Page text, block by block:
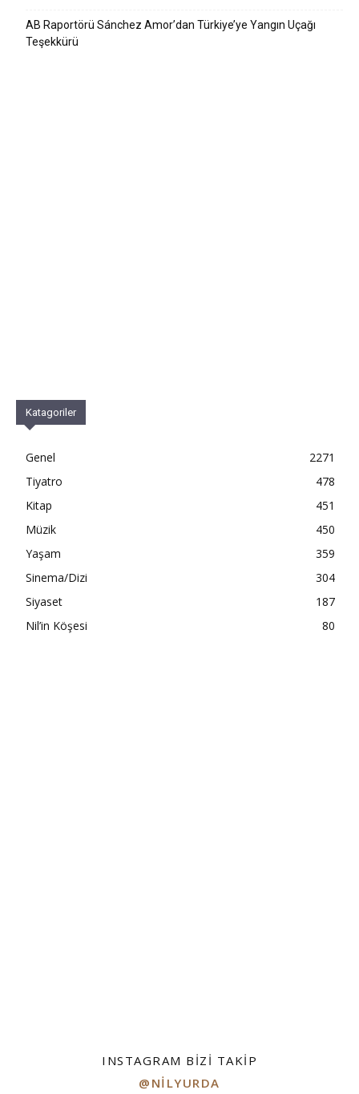
AB Raportörü Sánchez Amor’dan Türkiye’ye Yangın Uçağı
Teşekkürü
Katagoriler
Genel
2271
Tiyatro
478
Kitap
451
Müzik
450
Yaşam
359
Sinema/Dizi
304
Siyaset
187
Nil’in Köşesi
80
INSTAGRAM BIZI TAKIP
@NILYURDA